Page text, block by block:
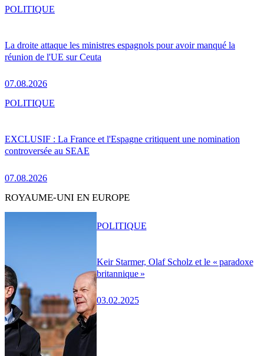
La droite attaque les ministres espagnols pour avoir manqué la
réunion de l'UE sur Ceuta
07.08.2026
POLITIQUE
EXCLUSIF : La France et l'Espagne critiquent une nomination
controversée au SEAE
07.08.2026
POLITIQUE
ROYAUME-UNI EN EUROPE
Keir Starmer, Olaf Scholz et le « paradoxe
britannique »
03.02.2025
POLITIQUE